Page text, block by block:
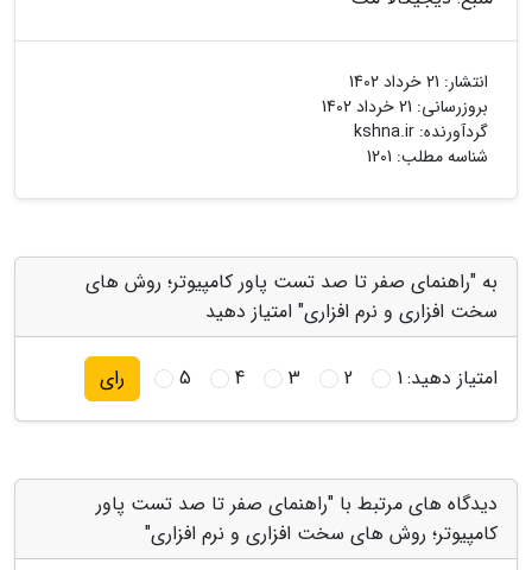
انتشار: 21 خرداد 1402
بروزرسانی: 21 خرداد 1402
گردآورنده: kshna.ir
شناسه مطلب: 1201
به "راهنمای صفر تا صد تست پاور کامپیوتر؛ روش های
سخت افزاری و نرم افزاری" امتیاز دهید
امتیاز دهید:1
2
3
4
5 رای
دیدگاه های مرتبط با "راهنمای صفر تا صد تست پاور
کامپیوتر؛ روش های سخت افزاری و نرم افزاری"